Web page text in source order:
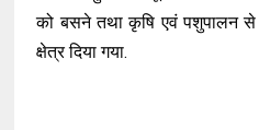
को बसने तथा कृषि एवं पशुपालन से
क्षेत्र दिया गया.